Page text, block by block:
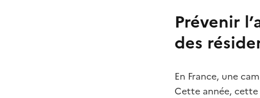
Prévenir
des
En France, une
Cette année, cette